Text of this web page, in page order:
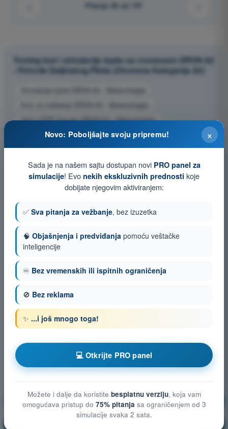
Pitanje 56 od 137
Trening test i simulacije ispita sa vremenom DRON A2
- Potvrda Daljinskog Pilota (Otvorena Kategorija A2)
Simulacija ispita DRON A2 - Meteorologija
Kviz za vežbanje DRON A2 - Meteorologija
Ispit u PDF formatu DRON A2 - Meteorologija
Meteorologija Vežbanje!
×
Novo: Poboljšajte svoju pripremu!
Sada je na našem sajtu dostupan novi PRO panel za
simulacije! Evo nekih ekskluzivnih prednosti koje
dobijate njegovim aktiviranjem:
✅ Sva pitanja za vežbanje, bez izuzetka
🧠 Objašnjenja i predviđanja pomoću veštačke
inteligencije
♾️ Bez vremenskih ili ispitnih ograničenja
🚫 Bez reklama
✨ ...i još mnogo toga!
💻 Otkrijte PRO panel
Možete i dalje da koristite besplatnu verziju, koja vam
omogućava pristup do 75% pitanja sa ograničenjem od 3
simulacije svaka 2 sata.